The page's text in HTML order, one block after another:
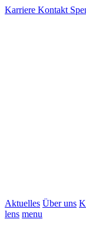
Karriere Kontakt
Aktuelles Über uns
lens menu